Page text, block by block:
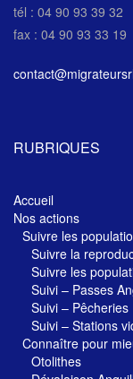
tél : 04 90 93 39 32
fax : 04 90 93 33 19
RUBRIQUES
Accueil
Nos actions
Suivre les
Suivre la
Suivre les
Suivi – Passes
Suivi – Pêcheries
Suivi – Stations
Connaître pour
Otolithes